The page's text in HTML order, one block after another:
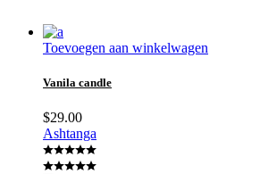
Toevoegen aan winkelwagen
Vanila candle
$29.00
Ashtanga